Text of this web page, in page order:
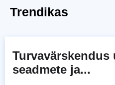
Trendikas
Turvavärskendus
seadmete ja...